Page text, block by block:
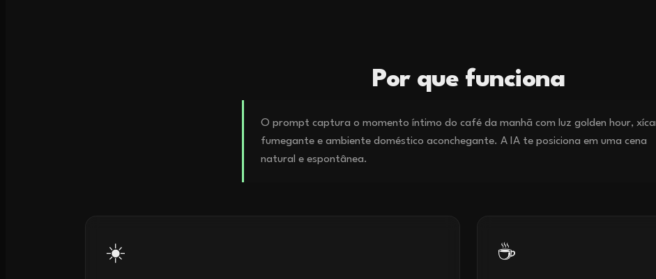
Por que funciona
O prompt captura o momento íntimo do café da manhã com luz golden hour,
fumegante e ambiente doméstico aconchegante. A IA te posiciona em uma cena
natural e espontânea.
☀️ ☕